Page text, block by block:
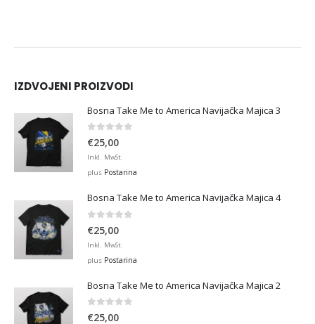
IZDVOJENI PROIZVODI
Bosna Take Me to America Navijačka Majica 3
0 out of 5
€25,00
Inkl. MwSt.
plus Postarina
Bosna Take Me to America Navijačka Majica 4
€25,00
Inkl. MwSt.
plus Postarina
Bosna Take Me to America Navijačka Majica 2
0 out of 5
€25,00